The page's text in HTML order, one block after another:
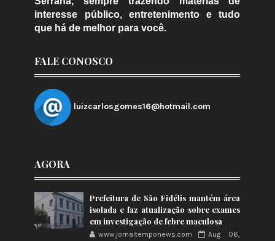
interesse público, entretenimento e tudo
que há de melhor para você.
FALE CONOSCO
luizcarlosgomes16@hotmail.com
AGORA
Prefeitura de São Fidélis mantém área
isolada e faz atualização sobre exames
em investigação de febre maculosa
www.jornaltemponews.com
Aug 06,